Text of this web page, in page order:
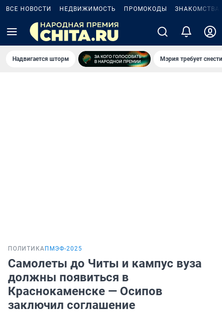
ВСЕ НОВОСТИ НЕДВИЖИМОСТЬ ПРОМОКОДЫ ЗНАКОМСТВА
Надвигается шторм Мэрия требует
ПОЛИТИКА ПМЭФ-2025
Самолеты до Читы и кампус вуза
должны появиться в
Краснокаменске — Осипов
заключил соглашение